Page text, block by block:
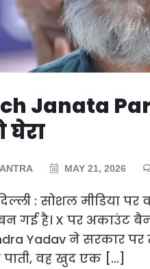
Janata
घेरा
MAY 21, 2026
: सोशल मीडिया पर
बन गई है। X पर अकाउंट
Yadav ने सरकार
वह खुद एक […]